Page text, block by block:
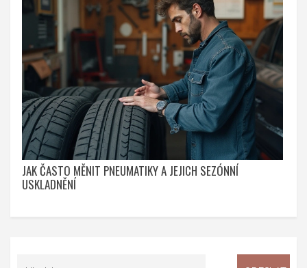
JAK ČASTO MĚNIT PNEUMATIKY A JEJICH SEZÓNNÍ
USKLADNĚNÍ